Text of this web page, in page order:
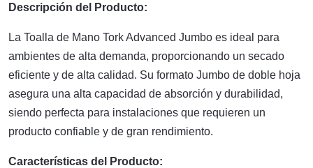
Descripción del Producto:
La Toalla de Mano Tork Advanced Jumbo es ideal para
ambientes de alta demanda, proporcionando un secado
eficiente y de alta calidad. Su formato Jumbo de doble hoja
asegura una alta capacidad de absorción y durabilidad,
siendo perfecta para instalaciones que requieren un
producto confiable y de gran rendimiento.
Características del Producto: